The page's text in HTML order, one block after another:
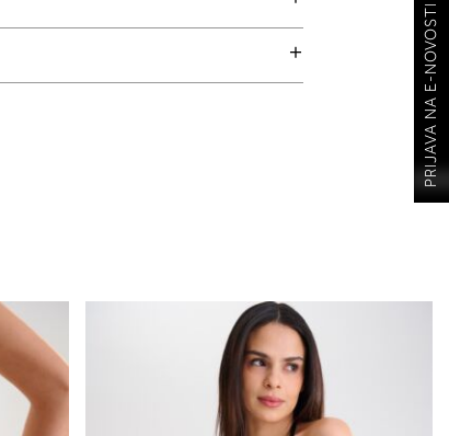
PRIJAVA NA E-NOVOSTI